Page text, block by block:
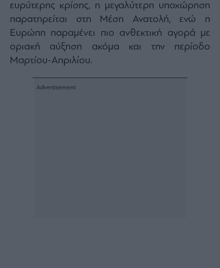
ευρύτερης κρίσης, η μεγαλύτερη υποχώρηση
παρατηρείται στη Μέση Ανατολή, ενώ η
Ευρώπη παραμένει πιο ανθεκτική αγορά με
οριακή αύξηση ακόμα και την περίοδο
Μαρτίου-Απριλίου.